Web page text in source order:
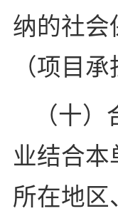
纳的社会
（项目
（十
业结合本
所在地区